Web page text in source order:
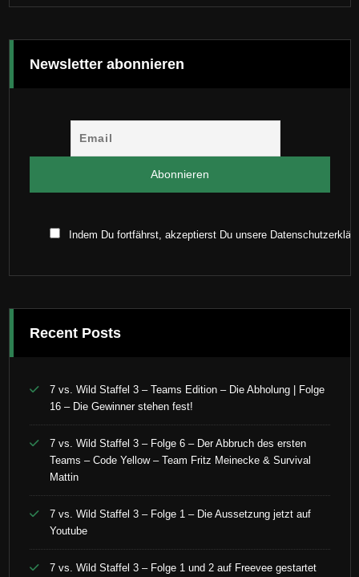
Newsletter abonnieren
Indem Du fortfährst, akzeptierst Du unsere
Recent Posts
7 vs. Wild Staffel 3 – Teams Edition – Die Abholung | Folge
16 – Die Gewinner stehen fest!
7 vs. Wild Staffel 3 – Folge 6 – Der Abbruch des ersten
Teams – Code Yellow – Team Fritz Meinecke & Survival
Mattin
7 vs. Wild Staffel 3 – Folge 1 – Die Aussetzung jetzt auf
Youtube
7 vs. Wild Staffel 3 – Folge 1 und 2 auf Freevee gestartet